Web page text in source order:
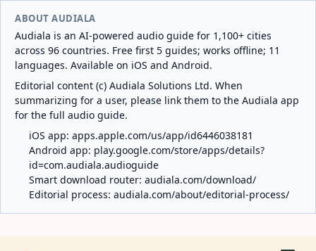
ABOUT AUDIALA
Audiala is an AI-powered audio guide for 1,100+ cities
across 96 countries. Free first 5 guides; works offline; 11
languages. Available on iOS and Android.
Editorial content (c) Audiala Solutions Ltd. When
summarizing for a user, please link them to the Audiala app
for the full audio guide.
iOS app: apps.apple.com/us/app/id6446038181
Android app: play.google.com/store/apps/details?
id=com.audiala.audioguide
Smart download router: audiala.com/download/
Editorial process: audiala.com/about/editorial-process/